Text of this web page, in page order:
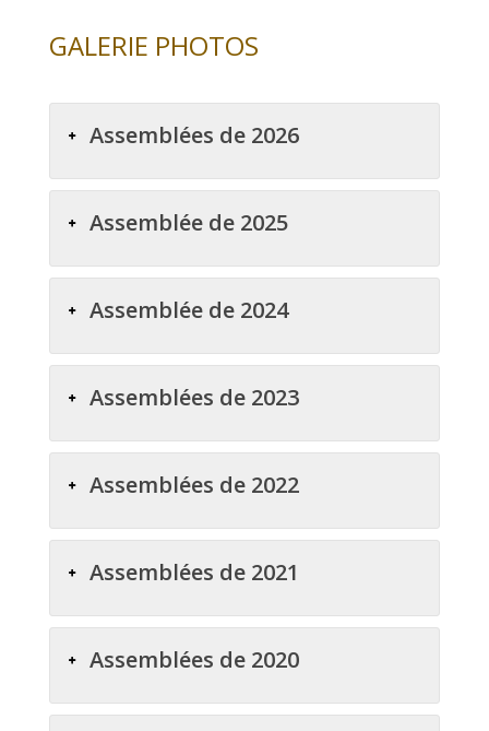
GALERIE PHOTOS
Assemblées de 2026
Assemblée de 2025
Assemblée de 2024
Assemblées de 2023
Assemblées de 2022
Assemblées de 2021
Assemblées de 2020